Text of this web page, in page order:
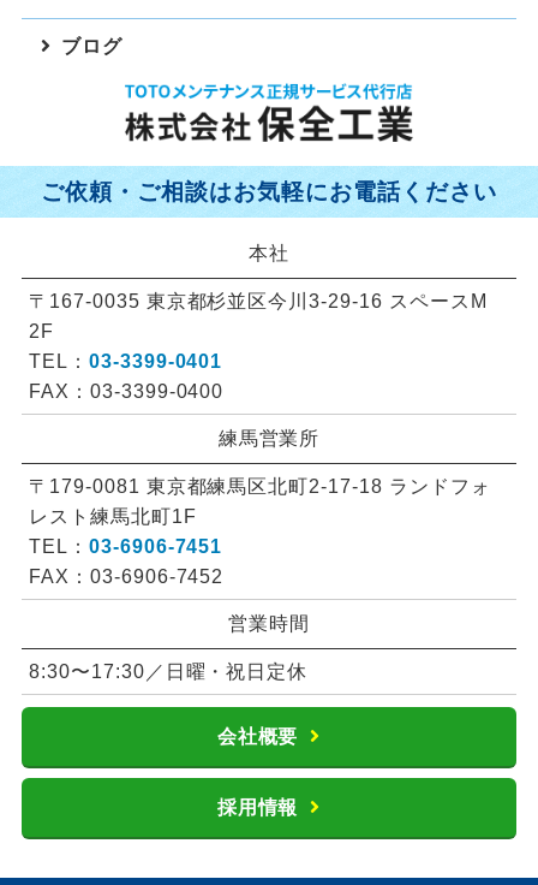
ブログ
ご依頼・ご相談はお気軽にお電話ください
本社
〒167-0035 東京都杉並区今川3-29-16 スペースM
2F
TEL： 03-3399-0401
FAX：03-3399-0400
練馬営業所
〒179-0081 東京都練馬区北町2-17-18 ランドフォ
レスト練馬北町1F
TEL： 03-6906-7451
FAX：03-6906-7452
営業時間
8:30〜17:30／日曜・祝日定休
会社概要
採用情報